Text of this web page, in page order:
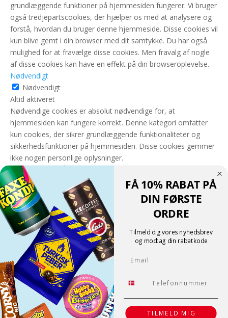
grundlæggende funktioner på hjemmesiden fungerer. Vi bruger
også tredjepartscookies, der hjælper os med at analysere og
forstå, hvordan du bruger denne hjemmeside. Disse cookies vil
kun blive gemt i din browser med dit samtykke. Du har også
mulighed for at fravælge disse cookies. Men fravalg af nogle
af disse cookies kan have en effekt på din browseroplevelse.
Nødvendigt
Nødvendigt
Altid aktiveret
Nødvendige cookies er absolut nødvendige for, at
hjemmesiden kan fungere korrekt. Denne kategori omfatter
kun cookies, der sikrer grundlæggende funktionaliteter og
sikkerhedsfunktioner på hjemmesiden. Disse cookies gemmer
ikke nogen personlige oplysninger.
GEM & ACCEPTÈR
Translate »
Powered by
Translate
Shopping cart0
Der er ingen produkter i kurven!
Fortsæt med at handle
FÅ 10% RABAT PÅ
DIN FØRSTE
ORDRE
Tilmeld dig vores nyhedsbrev
og modtag din rabatkode
Email
Tlf.
TILMELD MIG